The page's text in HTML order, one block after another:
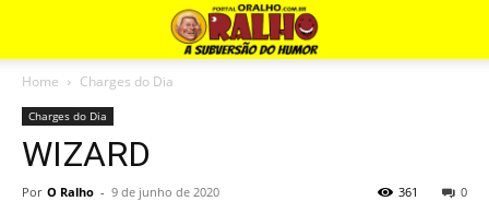
Home Charges do Dia
Charges do Dia
WIZARD
Por O Ralho - 9 de junho de 2020 0
361